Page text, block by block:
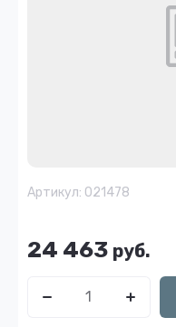
Артикул: 021478
24 463 руб.